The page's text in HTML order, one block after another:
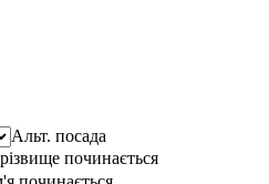
Альт. посада
починається